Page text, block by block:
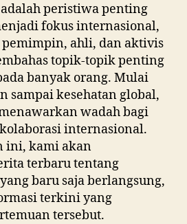
peristiwa penting
fokus internasional,
pemimpin, ahli, dan aktivis
topik-topik penting
banyak orang. Mulai
sampai kesehatan global,
wadah bagi
internasional.
ini, kami akan
terbaru tentang
baru saja berlangsung,
terkini yang
tersebut.